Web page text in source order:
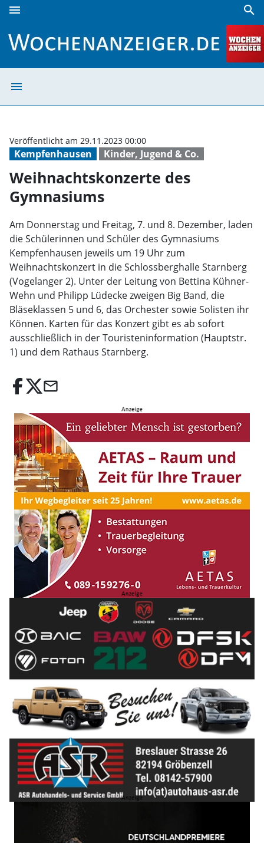
menu search
menu
Kempfenhausen Kinder, Jugend & Co.
Veröffentlicht am 29.11.2023 00:00
Weihnachtskonzerte des
Gymnasiums
Am Donnerstag und Freitag, 7. und 8. Dezember, laden
die Schülerinnen und Schüler des Gymnasiums
Kempfenhausen jeweils um 19 Uhr zum
Weihnachtskonzert in die Schlossberghalle Starnberg
(Vogelanger 2). Unter der Leitung von Bettina Kühner-
Wehn und Philipp Lüdecke zweigen Big Band, die
Bläseklassen 5 und 6, das Orchester sowie Solisten ihr
Können. Karten für das Konzert gibt es ab sofort
ausschließlich in der Touristeninformation (Hauptstr.
1) und dem Rathaus Starnberg.
email